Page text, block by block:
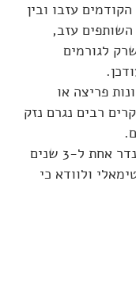
עזבו ובין
עזב,
לגורמים
פריצה או
רבים נגרם נזק
אנו בקוויקי ממליצים להחליף צילינדר אחת ל-3 שנים
ולוודא כי